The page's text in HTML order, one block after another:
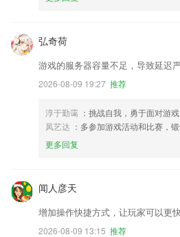
弘奇荷
游戏的服务器容量不足，导致延迟
2026-08-09 19:27 推荐
淳于勤霭 ：挑战自我，勇于面对游
凤艺达 ：多参加游戏活动和比赛，
更多回复
闻人彦天
增加操作快捷方式，让玩家可以更
2026-08-09 13:15 推荐